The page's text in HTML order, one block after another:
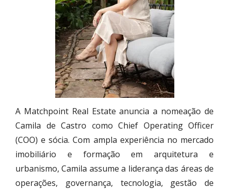
A Matchpoint Real Estate anuncia a nomeação de
Camila de Castro como Chief Operating Officer
(COO) e sócia. Com ampla experiência no mercado
imobiliário e formação em arquitetura e
urbanismo, Camila assume a liderança das áreas de
operações, governança, tecnologia, gestão de